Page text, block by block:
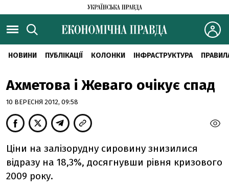
НОВИНИ ПУБЛІКАЦІЇ КОЛОНКИ ІНФРАСТРУКТУРА
Ахметова і Жеваго очікує спад
10 ВЕРЕСНЯ 2012, 09:58
Ціни на залізорудну сировину знизилися
відразу на 18,3%, досягнувши рівня кризового
2009 року.